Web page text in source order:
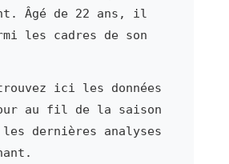
Âgé de 22 ans, il
les cadres de son
ici les données
au fil de la saison
dernières analyses